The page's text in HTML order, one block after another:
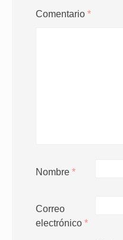
Comentario *
Nombre *
Correo
electrónico *